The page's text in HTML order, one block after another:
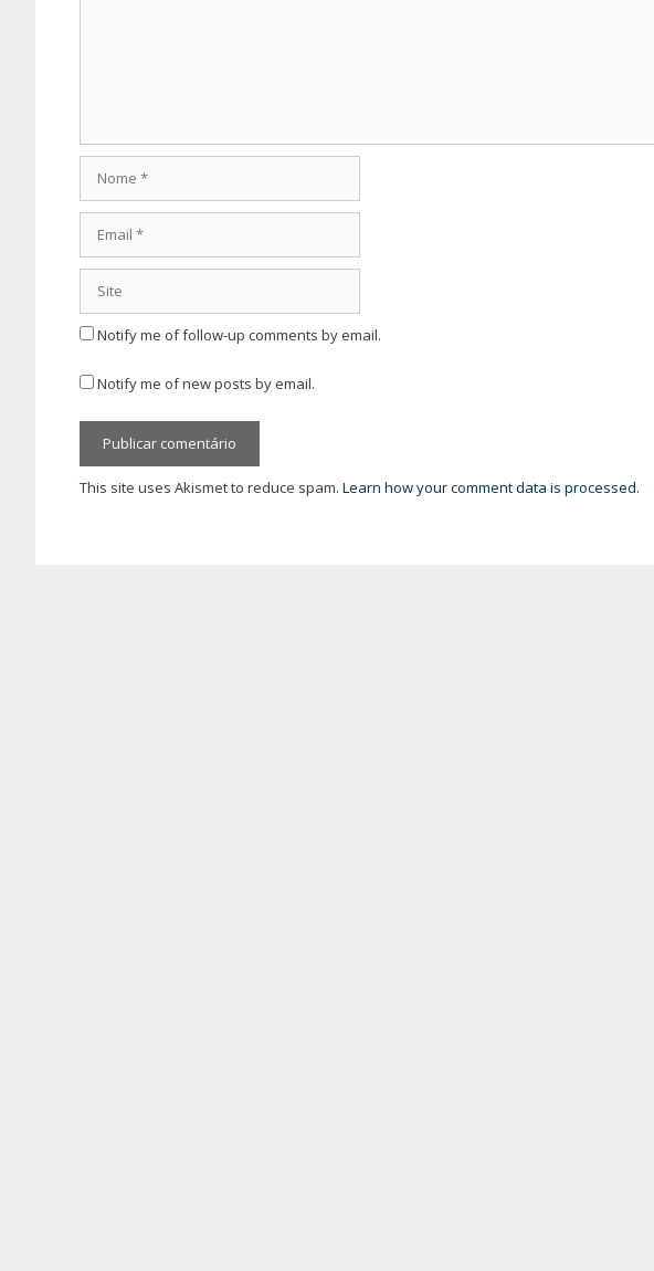
Notify me of follow-up comments by email.
Notify me of new posts by email.
This site uses Akismet to reduce spam. Learn how your comment data is processed.